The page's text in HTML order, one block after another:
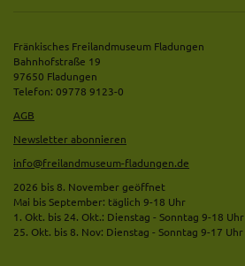
Fränkisches Freilandmuseum Fladungen
Bahnhofstraße 19
97650 Fladungen
Telefon: 09778 9123-0
AGB
Newsletter abonnieren
info@freilandmuseum-fladungen.de
2026 bis 8. November geöffnet
Mai bis September: täglich 9-18 Uhr
1. Okt. bis 24. Okt.: Dienstag - Sonntag 9-18 Uhr
25. Okt. bis 8. Nov: Dienstag - Sonntag 9-17 Uhr